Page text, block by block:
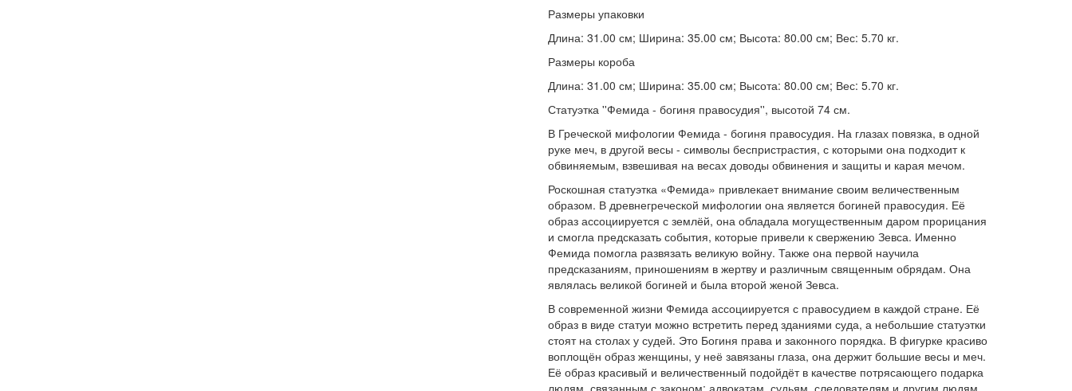
Размеры упаковки
Длина: 31.00 см; Ширина: 35.00 см; Высота: 80.00 см; Вес: 5.70 кг.
Размеры короба
Длина: 31.00 см; Ширина: 35.00 см; Высота: 80.00 см; Вес: 5.70 кг.
Статуэтка ''Фемида - богиня правосудия'', высотой 74 см.
В Греческой мифологии Фемида - богиня правосудия. На глазах повязка, в одной
руке меч, в другой весы - символы беспристрастия, с которыми она подходит к
обвиняемым, взвешивая на весах доводы обвинения и защиты и карая мечом.
Роскошная статуэтка «Фемида» привлекает внимание своим величественным
образом. В древнегреческой мифологии она является богиней правосудия. Её
образ ассоциируется с землёй, она обладала могущественным даром прорицания
и смогла предсказать события, которые привели к свержению Зевса. Именно
Фемида помогла развязать великую войну. Также она первой научила
предсказаниям, приношениям в жертву и различным священным обрядам. Она
являлась великой богиней и была второй женой Зевса.
В современной жизни Фемида ассоциируется с правосудием в каждой стране. Её
образ в виде статуи можно встретить перед зданиями суда, а небольшие статуэтки
стоят на столах у судей. Это Богиня права и законного порядка. В фигурке красиво
воплощён образ женщины, у неё завязаны глаза, она держит большие весы и меч.
Её образ красивый и величественный подойдёт в качестве потрясающего подарка
людям, связанным с законом: адвокатам, судьям, следователям и другим людям,